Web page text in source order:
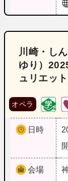
川崎・し
ゆり）
ュリエット
オペラ
日時
会場